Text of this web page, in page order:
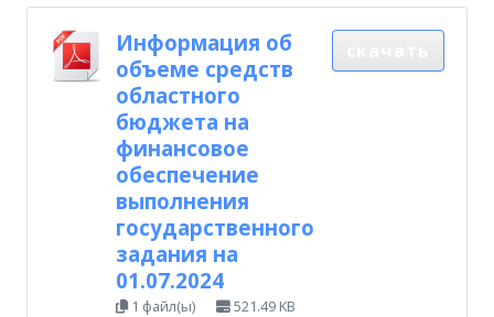
Информация об
объеме средств
областного
бюджета на
финансовое
обеспечение
выполнения
государственного
задания на
01.07.2024
1 файл(ы) 521.49 KB